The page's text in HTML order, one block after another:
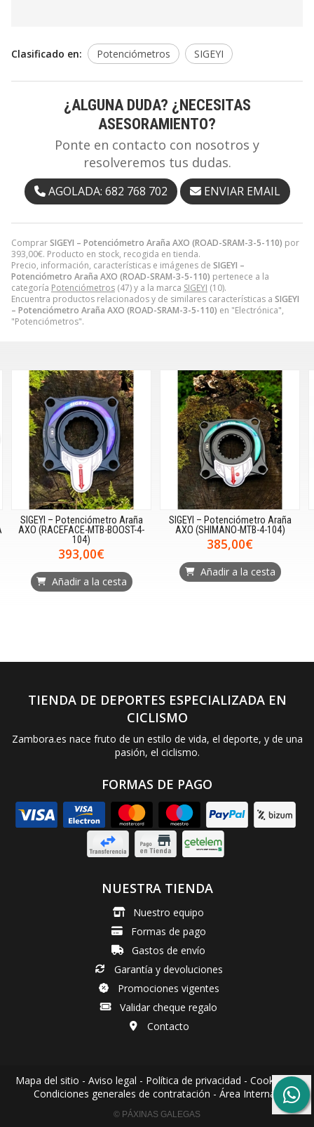
ComprarSIGEYI – Potenciómetro Araña AXO (ROAD-SRAM-3-5-110) por
393,00€. Producto en stock, recogida en tienda.
Precio, información, características e imágenes de SIGEYI –
Potenciómetro Araña AXO (ROAD-SRAM-3-5-110) pertenece a la
categoría Potenciómetros (47) y a la marca SIGEYI (10).
Encuentra productos relacionados y de similares características a SIGEYI
– Potenciómetro Araña AXO (ROAD-SRAM-3-5-110) en "Electrónica",
"Potenciómetros".
Clasificado en: Potenciómetros SIGEYI
¿ALGUNA DUDA? ¿NECESITAS
ASESORAMIENTO?
Ponte en contacto con nosotros y
resolveremos tus dudas.
AGOLADA: 682 768 702 ENVIAR EMAIL
SIGEYI – Potenciómetro Araña
AXO (RACEFACE-MTB-BOOST-4-
104)
393,00€
Añadir a la cesta
SIGEYI – Potenciómetro Araña
AXO (SHIMANO-MTB-4-104)
385,00€
Añadir a la cesta
TIENDA DE DEPORTES ESPECIALIZADA EN
CICLISMO
Zambora.es nace fruto de un estilo de vida, el deporte, y de una
pasión, el ciclismo.
FORMAS DE PAGO
NUESTRA TIENDA
Nuestro equipo
Formas de pago
Gastos de envío
Garantía y devoluciones
Promociones vigentes
Validar cheque regalo
Contacto
Mapa del sitio - Aviso legal - Política de privacidad - Cookies-
Condiciones generales de contratación - Área Interna
© PÁXINAS GALEGAS